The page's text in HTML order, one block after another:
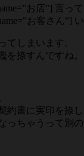
お店”] 言っ
お客さん”]
てしまいます。
を捺すんですね。
書に実印を捺
っちゃうって別